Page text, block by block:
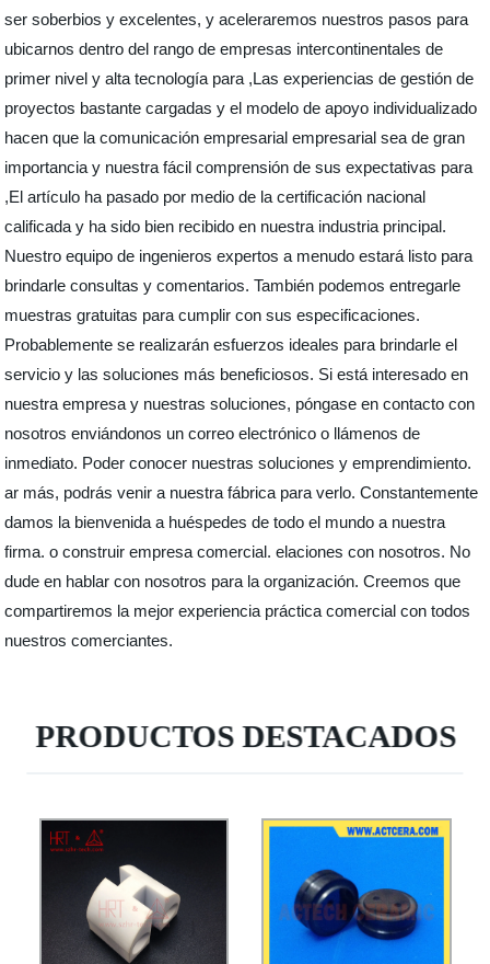
ser soberbios y excelentes, y aceleraremos nuestros pasos para
ubicarnos dentro del rango de empresas intercontinentales de
primer nivel y alta tecnología para ,Las experiencias de gestión de
proyectos bastante cargadas y el modelo de apoyo individualizado
hacen que la comunicación empresarial empresarial sea de gran
importancia y nuestra fácil comprensión de sus expectativas para
,El artículo ha pasado por medio de la certificación nacional
calificada y ha sido bien recibido en nuestra industria principal.
Nuestro equipo de ingenieros expertos a menudo estará listo para
brindarle consultas y comentarios. También podemos entregarle
muestras gratuitas para cumplir con sus especificaciones.
Probablemente se realizarán esfuerzos ideales para brindarle el
servicio y las soluciones más beneficiosos. Si está interesado en
nuestra empresa y nuestras soluciones, póngase en contacto con
nosotros enviándonos un correo electrónico o llámenos de
inmediato. Poder conocer nuestras soluciones y emprendimiento.
ar más, podrás venir a nuestra fábrica para verlo. Constantemente
damos la bienvenida a huéspedes de todo el mundo a nuestra
firma. o construir empresa comercial. elaciones con nosotros. No
dude en hablar con nosotros para la organización. Creemos que
compartiremos la mejor experiencia práctica comercial con todos
nuestros comerciantes.
PRODUCTOS DESTACADOS